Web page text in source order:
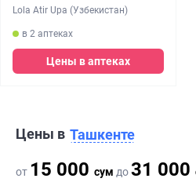
Lola Atir Upa (Узбекистан)
в 2 аптеках
Цены в аптеках
Цены в Ташкенте
от 15 000 сум до31 000